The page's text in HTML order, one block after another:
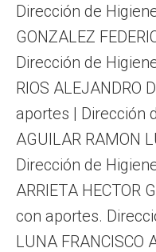
Dirección de
GONZALEZ
Dirección de
RIOS ALEJANDRO
aportes | Dirección
AGUILAR RAMON
Dirección de
ARRIETA HECTOR
con aportes.
LUNA FRANCISCO